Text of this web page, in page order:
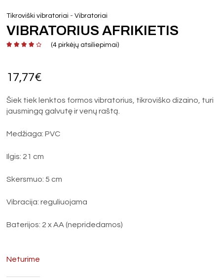
Tikroviški vibratoriai -Vibratoriai
VIBRATORIUS AFRIKIETIS
(4 pirkėjų atsiliepimai)
17,77€
Šiek tiek lenktos formos vibratorius, tikroviško dizaino, turi
jausmingą galvutę ir venų raštą.
Medžiaga: PVC
Ilgis: 21 cm
Skersmuo: 5 cm
Vibracija: reguliuojama
Baterijos: 2 x AA (nepridedamos)
Neturime